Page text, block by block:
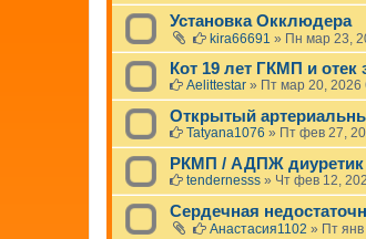
Установка Окклюдера
kira66691 » Пн мар 23,
Кот 19 лет ГКМП и отек
Aelittestar » Пт мар 20, 2026
Открытый
Tatyana1076 » Пт фев 27,
РКМП / АДПЖ
tendernesss » Чт фев 12,
Сердечная
Анастасия1102 » Пт